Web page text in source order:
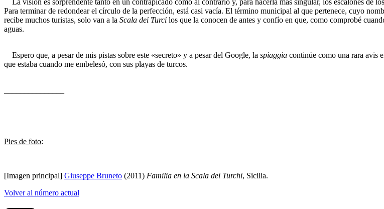
Para terminar de redondear el círculo de la perfección, está casi vacía. El término municipal al que pertenece, cuyo
recibe muchos turistas, solo van a la Scala dei Turci los que la conocen de antes y confío en que, como comprobé
aguas.
Espero que, a pesar de mis pistas sobre este «secreto» y a pesar del Google, la spiaggia continúe como una rara avis
que estaba cuando me embelesó, con sus playas de turcos.
Pies de foto:
[Imagen principal] Giuseppe Bruneto (2011) Familia en la Scala dei Turchi, Sicilia.
Volver al número actual